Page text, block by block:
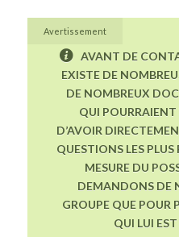
Avertissement
AVANT DE
EXISTE DE
DE NOMBREUX
QUI
D’AVOIR
QUESTIONS LES
MESURE DU
DEMANDONS DE
GROUPE QUE POUR
QUI LUI